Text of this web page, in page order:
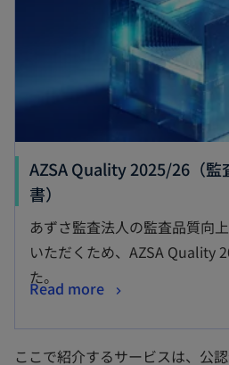
AZSA Quality 2025/26（監
書）
あずさ監査法人の監査品質向
いただくため、AZSA Quality
た。
Read more
ここで紹介するサービスは、公